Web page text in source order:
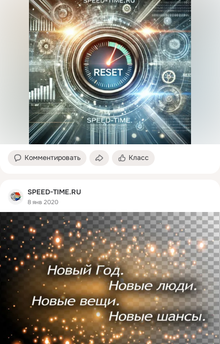
Комментировать Класс
SPEED-TIME.RU
8 янв 2020